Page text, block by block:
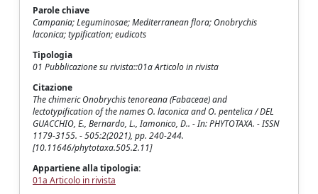
Parole chiave
Campania; Leguminosae; Mediterranean flora; Onobrychis
laconica; typification; eudicots
Tipologia
01 Pubblicazione su rivista::01a Articolo in rivista
Citazione
The chimeric Onobrychis tenoreana (Fabaceae) and
lectotypification of the names O. laconica and O. pentelica / DEL
GUACCHIO, E., Bernardo, L., Iamonico, D.. - In: PHYTOTAXA. - ISSN
1179-3155. - 505:2(2021), pp. 240-244.
[10.11646/phytotaxa.505.2.11]
Appartiene alla tipologia:
01a Articolo in rivista